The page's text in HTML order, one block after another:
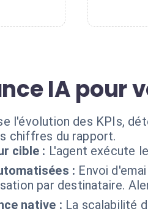
IA pour
l'évolution des KPIs,
chiffres du rapport.
cible : L'agent exécute
: Envoi
par destinataire.
native : La scalabilité